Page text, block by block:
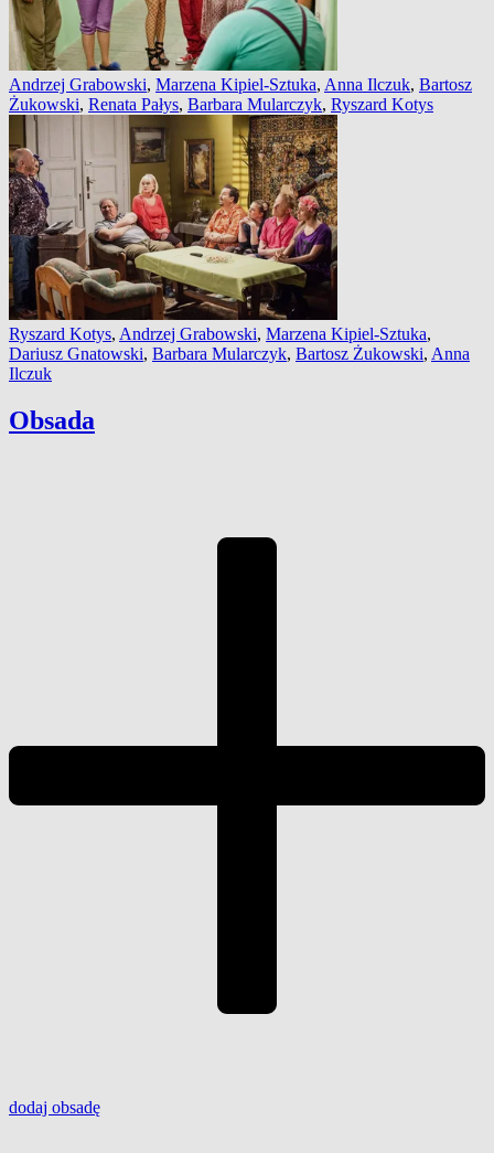
Andrzej Grabowski, Marzena Kipiel-Sztuka, Anna Ilczuk, Bartosz
Żukowski, Renata Pałys, Barbara Mularczyk, Ryszard Kotys
Ryszard Kotys, Andrzej Grabowski, Marzena Kipiel-Sztuka,
Dariusz Gnatowski, Barbara Mularczyk, Bartosz Żukowski, Anna
Ilczuk
Obsada
dodaj obsadę